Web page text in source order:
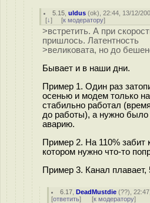
5.15 ,uldus (ok), 22:44, 13/12/
[↓] [к модератору]
>встретить. А при
пришлось. Латентность
>великовата, но до
Бывает и в наши дни.
Пример 1. Один раз
осенью и модем только
стабильно работал
до работы), а нужно было
аварию.
Пример 2. На 110% забит
котором нужно что-то
Пример 3. Канал плавает,
6.17 ,DeadMustdie (??),
[ответить] [к модератору]